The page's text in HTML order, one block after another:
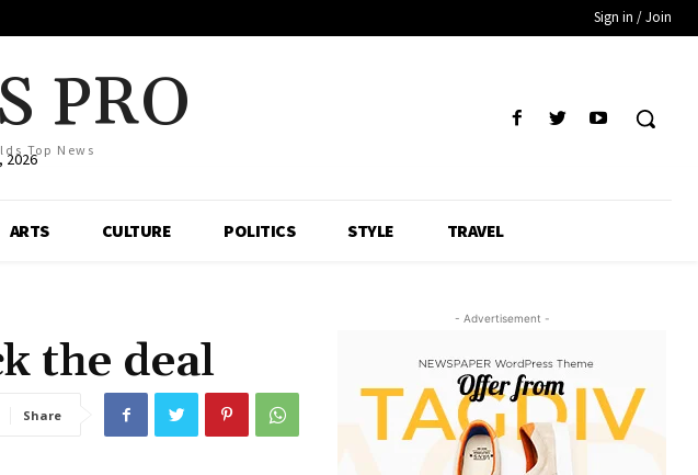
Sign in / Join
PRO
Top News
2026
ARTS CULTURE POLITICS STYLE TRAVEL
the deal
Share
- Advertisement -